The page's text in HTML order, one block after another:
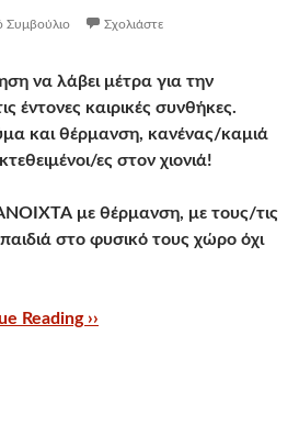
Συμβούλιο Σχολιάστε
να λάβει μέτρα για την
έντονες καιρικές συνθήκες.
και θέρμανση, κανένας/καμιά
ες στον χιονιά!
με θέρμανση, με τους/τις
παιδιά στο φυσικό τους χώρο όχι
Reading ››